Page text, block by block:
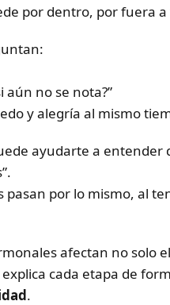
por dentro, por fuera
aún no se nota?”
y alegría al mismo
ayudarte a entender
por lo mismo, al
afectan no solo
cada etapa de
.